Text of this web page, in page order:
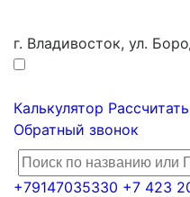
г. Владивосток, ул.
Калькулятор
Обратный звонок
+79147035330 +7 423